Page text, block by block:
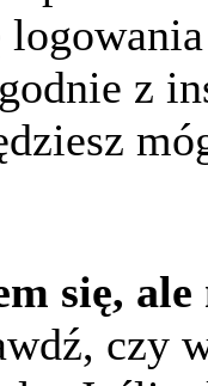
z
się,
czy